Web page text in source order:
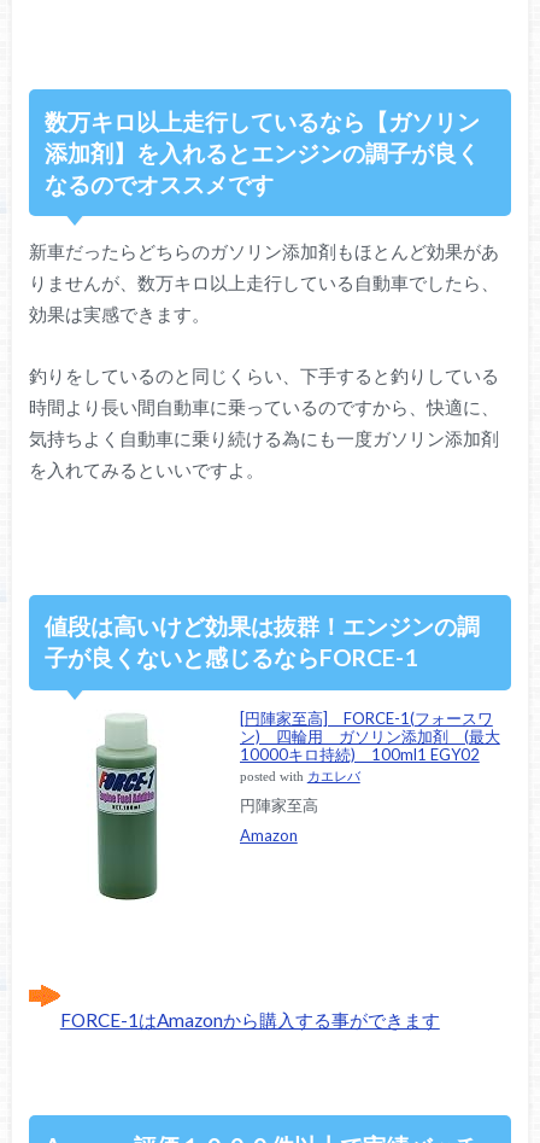
数万キロ以上走行しているなら【ガソリン
添加剤】を入れるとエンジンの調子が良く
なるのでオススメです
新車だったらどちらのガソリン添加剤もほとんど効果があ
りませんが、数万キロ以上走行している自動車でしたら、
効果は実感できます。
釣りをしているのと同じくらい、下手すると釣りしている
時間より長い間自動車に乗っているのですから、快適に、
気持ちよく自動車に乗り続ける為にも一度ガソリン添加剤
を入れてみるといいですよ。
値段は高いけど効果は抜群！エンジンの調
子が良くないと感じるならFORCE-1
[円陣家至高] FORCE-1(フォースワ
ン) 四輪用 ガソリン添加剤 (最大
10000キロ持続) 100ml1 EGY02
posted with カエレバ
円陣家至高
Amazon
FORCE-1はAmazonから購入する事ができます